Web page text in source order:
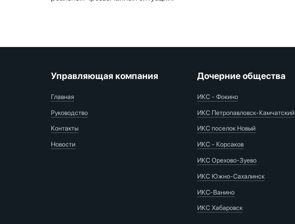
Управляющая компания
Главная
Руководство
Контакты
Новости
Дочерние общества
ИКС - Фокино
ИКС Петропавловск-Камчатский
ИКС поселок Новый
ИКС - Корсаков
ИКС Орехово-Зуево
ИКС Южно-Сахалинск
ИКС-Ванино
ИКС Хабаровск